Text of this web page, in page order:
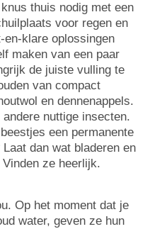
thuis nodig met een
voor regen en
klare oplossingen
maken van een paar
de juiste vulling te
van compact
en dennenappels.
nuttige insecten.
een permanente
dan wat bladeren en
ze heerlijk.
Op het moment dat je
water, geven ze hun